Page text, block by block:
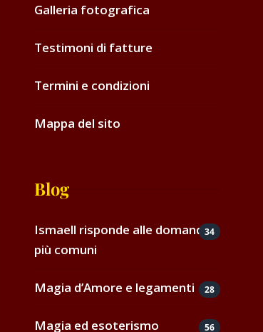
Galleria fotografica
Testimoni di fatture
Termini e condizioni
Mappa del sito
Blog
Ismaell risponde alle domande
più comuni
34
Magia d’Amore e legamenti 28
Magia ed esoterismo 56